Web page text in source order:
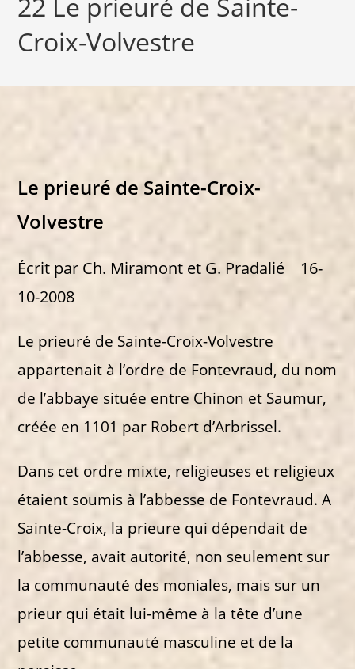
Croix-Volvestre
Le prieuré de Sainte-Croix-
Volvestre
Écrit par Ch. Miramont et G. Pradalié 16-
10-2008
Le prieuré de Sainte-Croix-Volvestre
appartenait à l’ordre de Fontevraud, du nom
de l’abbaye située entre Chinon et Saumur,
créée en 1101 par Robert d’Arbrissel.
Dans cet ordre mixte, religieuses et religieux
étaient soumis à l’abbesse de Fontevraud. A
Sainte-Croix, la prieure qui dépendait de
l’abbesse, avait autorité, non seulement sur
la communauté des moniales, mais sur un
prieur qui était lui-même à la tête d’une
petite communauté masculine et de la